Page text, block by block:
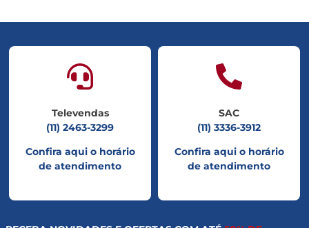
Televendas
(11) 2463-3299
Confira aqui o horário
de atendimento
SAC
(11) 3336-3912
Confira aqui o horário
de atendimento